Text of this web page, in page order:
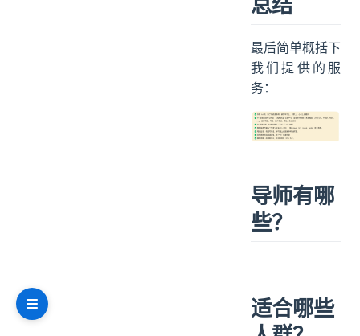
总结
我们提供的服
务：
导师有哪